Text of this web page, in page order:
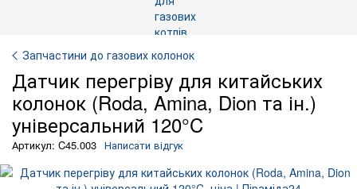
Запчастини до газових колонок
Датчик перегріву для китайських
колонок (Roda, Amina, Dion та ін.)
універсальний 120°C
Артикул: C45.003 Написати відгук